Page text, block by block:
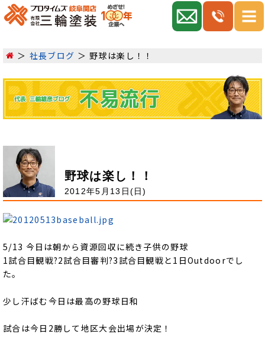
社長ブログ 野球は楽し！！
野球は楽し！！
2012年5月13日(日)
5/13 今日は朝から資源回収に続き子供の野球
1試合目観戦?2試合目審判?3試合目観戦と1日Outdoorでし
た。
少し汗ばむ今日は最高の野球日和
試合は今日2勝して地区大会出場が決定！